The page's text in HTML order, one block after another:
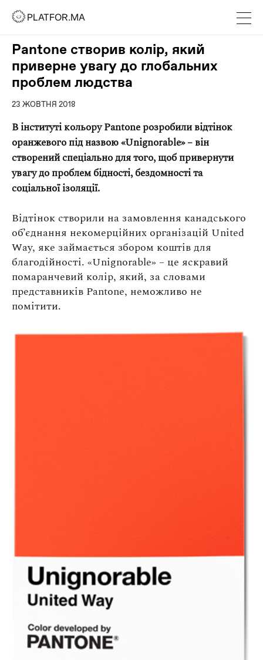
PLATFOR.MA
PLATFOR.MA
Контакти
МЕДІА
Спецпроєкти
Співпраця
АГЕНЦІЯ
Про агенцію
МАГАЗИН
Каталог
Оплата та доставка
Повернення та обмін
Публічна оферта
Pantone створив колір, який
приверне увагу до глобальних
проблем людства
23 ЖОВТНЯ 2018
В інституті кольору Pantone розробили відтінок
оранжевого під назвою «Unignorable» – він
створений спеціально для того, щоб привернути
увагу до проблем бідності, бездомності та
соціальної ізоляції.
Відтінок створили на замовлення канадського
об’єднання некомерційних організацій United
Way, яке займається збором коштів для
благодійності. «Unignorable» – це яскравий
помаранчевий колір, який, за словами
представників Pantone, неможливо не
помітити.